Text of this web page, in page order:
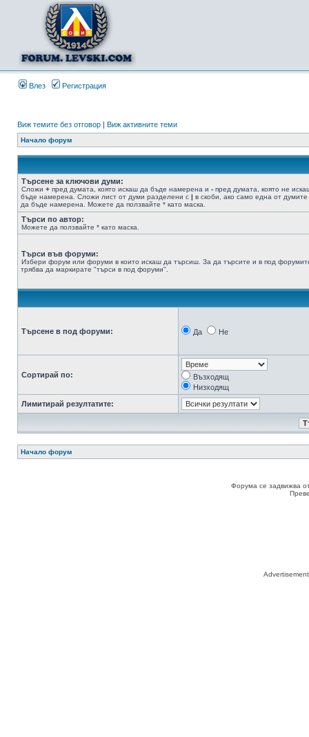
Влез Регистрация
Виж темите без отговор | Виж активните теми
Начало форум
Търсене за ключови думи:
Сложи + пред думата, която искаш да бъде намерена и - пред думата, която не
бъде намерена. Сложи лист от думи разделени с | в скоби, ако само една от думите
да бъде намерена. Можете да ползвайте * като маска.
Търси по автор:
Можете да ползвайте * като маска.
Търси във форуми:
Избери форум или форуми в които искаш да търсиш. За да търсите и в под
трябва да маркирате "търси в под форуми".
Търсене в под форуми: Да Не
Сортирай по:
Възходящ
Низходящ
Лимитирай резултатите:
Начало форум
Форума се задвижва